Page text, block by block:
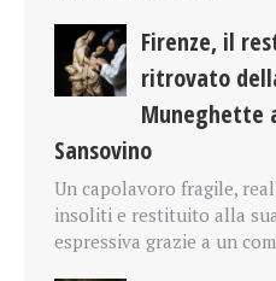
Firenze, il
ritrovato
Muneghette
Sansovino
Un capolavoro fragile,
insoliti e restituito alla
espressiva grazie a un